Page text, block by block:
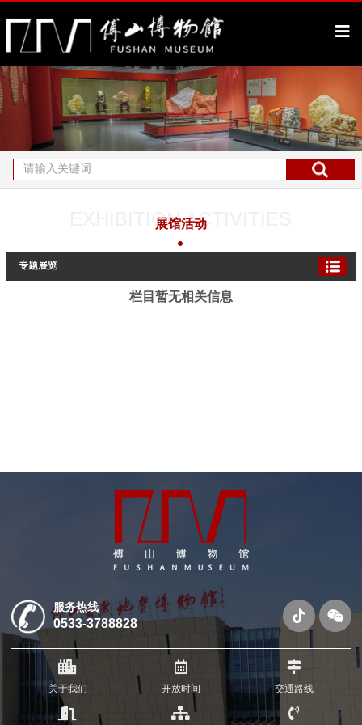
EXHIBITION ACTIVITIES
展馆活动
专题展览
栏目暂无相关信息
服务热线
0533-3788828
关于我们 开放时间 交通路线